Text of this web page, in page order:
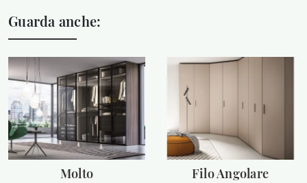
Guarda anche:
Molto Filo Angolare